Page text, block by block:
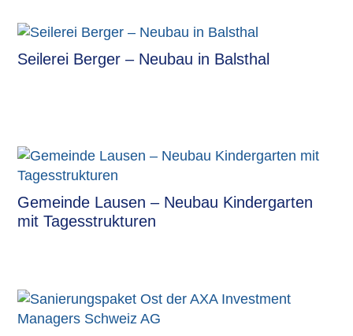
Seilerei Berger – Neubau in Balsthal
Gemeinde Lausen – Neubau Kindergarten
mit Tagesstrukturen